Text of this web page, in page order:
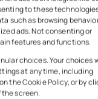
to these
such as browsing
ads. Not consenting or
features and functions.
choices. Your choices
at any time, including
the Cookie Policy, or by
screen.